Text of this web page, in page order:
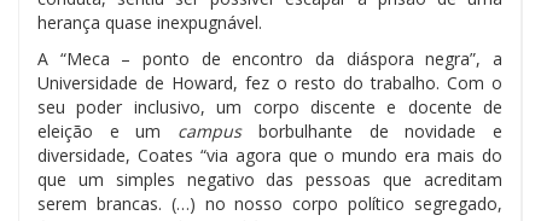
herança quase inexpugnável.
A “Meca – ponto de encontro da diáspora negra”, a
Universidade de Howard, fez o resto do trabalho. Com o
seu poder inclusivo, um corpo discente e docente de
eleição e um campusborbulhante de novidade e
diversidade, Coates “via agora que o mundo era mais do
que um simples negativo das pessoas que acreditam
serem brancas. (…) no nosso corpo político segregado,